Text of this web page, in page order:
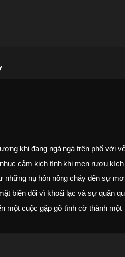
khi đang ngà ngà trên phố với vẻ
cảm kịch tính khi men rượu kích
những nụ hôn nồng cháy đến sự
biến đổi vì khoái lạc và sự quấn
một cuộc gặp gỡ tình cờ thành một